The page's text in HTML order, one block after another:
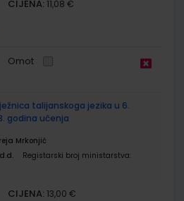
CIJENA: 11,08 €
Omot
talijanskoga jezika u 6.
godina učenja
Mrkonjić
Registarski broj ministarstva:
CIJENA: 13,00 €